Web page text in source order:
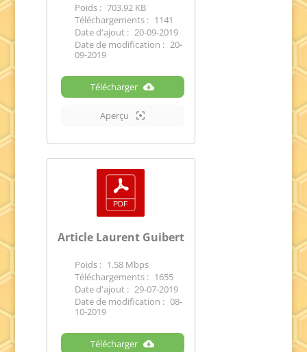
Poids : 703.92 KB
Téléchargements : 1141
Date d'ajout : 20-09-2019
Date de modification : 20-
09-2019
Télécharger
Aperçu
Article Laurent Guibert
Poids : 1.58 Mbps
Téléchargements : 1655
Date d'ajout : 29-07-2019
Date de modification : 08-
10-2019
Télécharger